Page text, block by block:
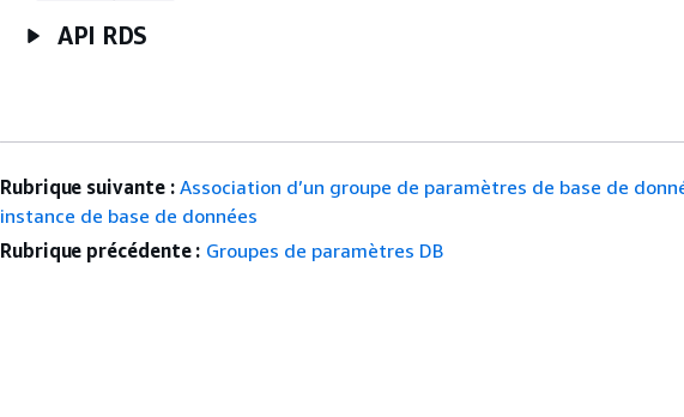
API RDS
Rubrique suivante : Association d’un groupe de paramètres de base de
instance de base de données
Rubrique précédente : Groupes de paramètres DB